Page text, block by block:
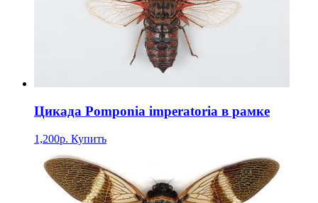
Цикада Pomponia imperatoria в рамке
1,200р. Купить